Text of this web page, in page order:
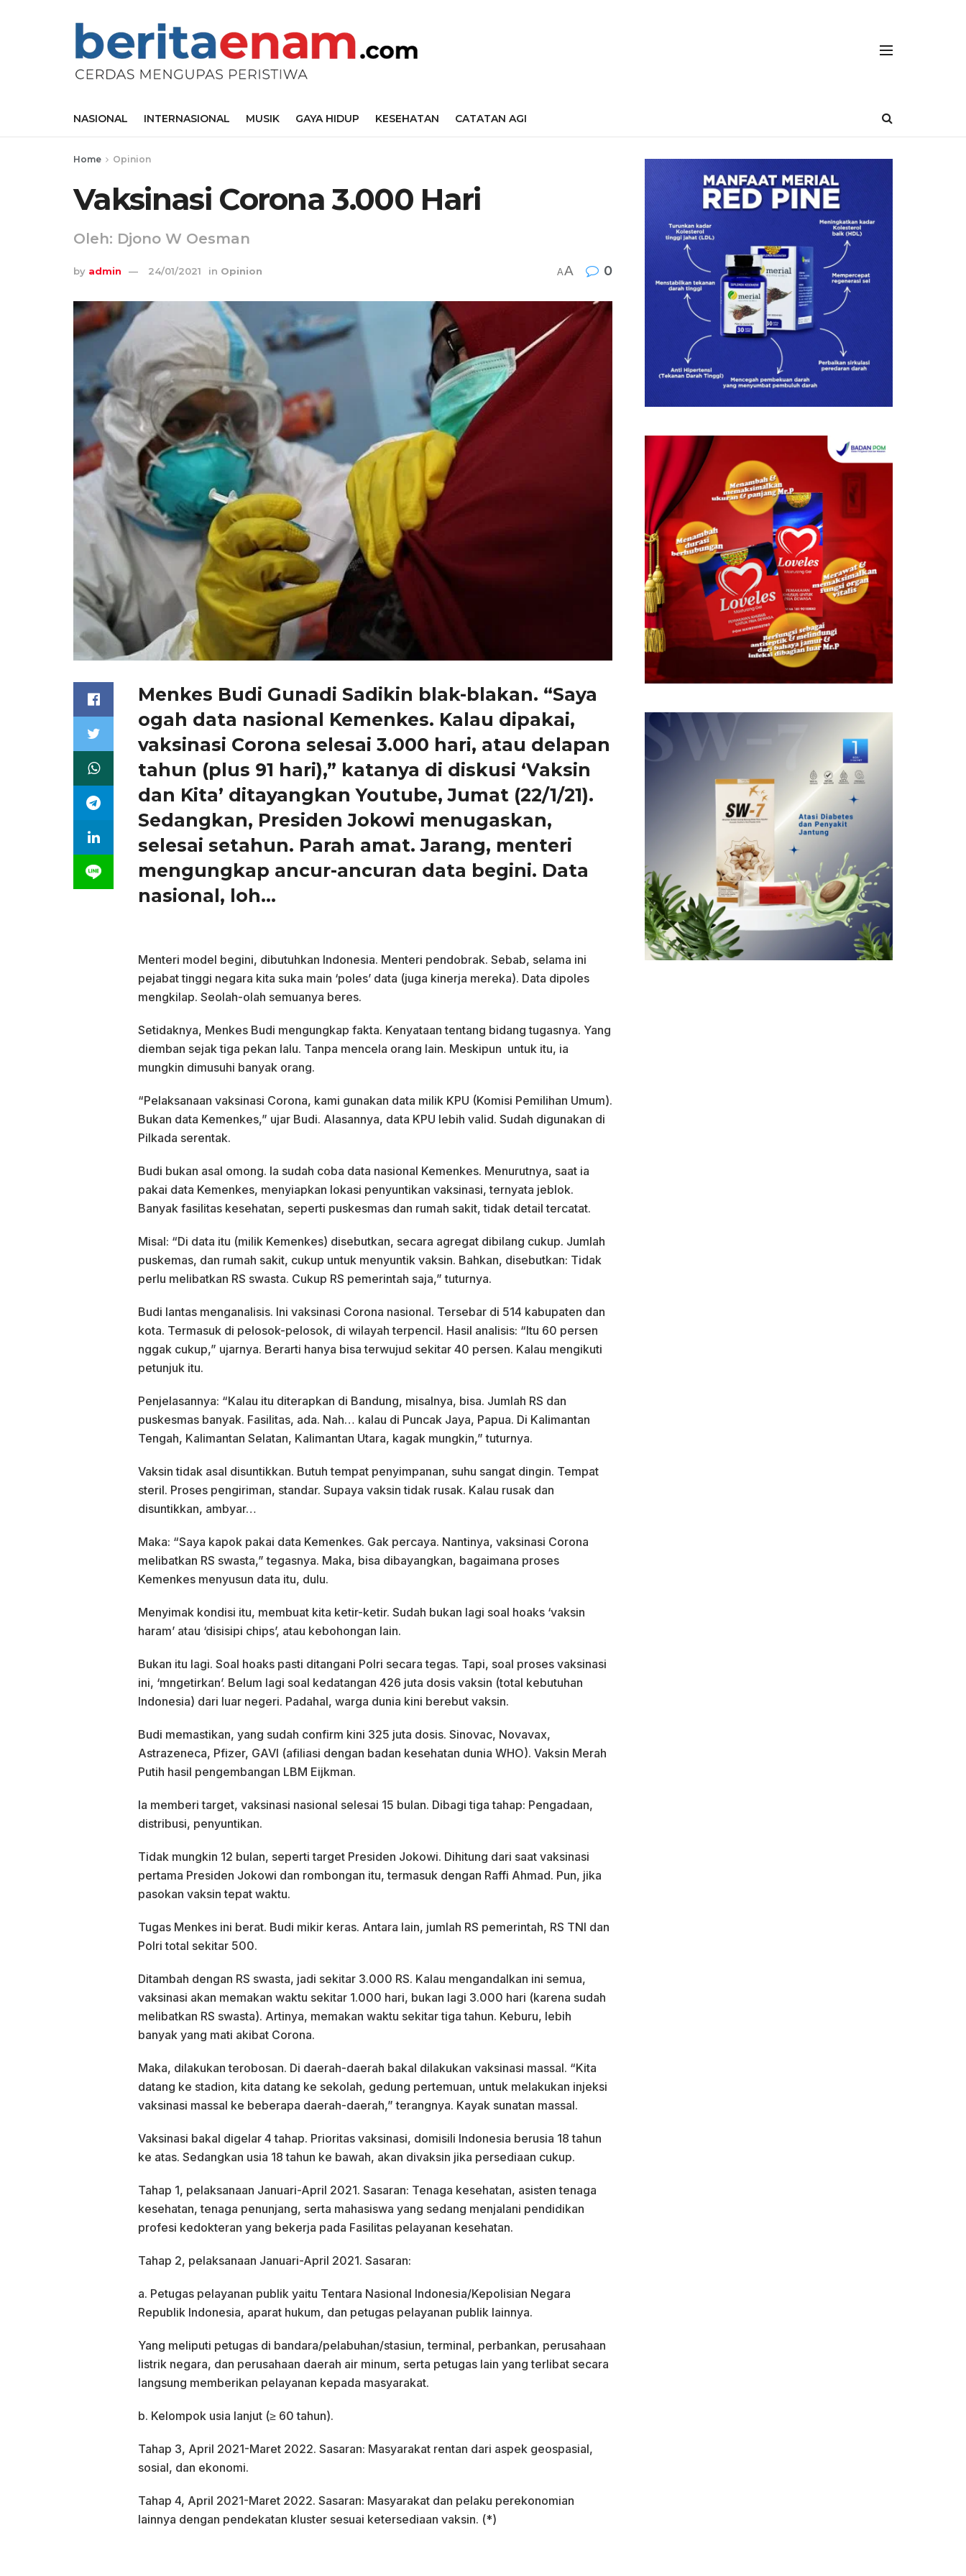
NASIONAL INTERNASIONAL MUSIK GAYA HIDUP KESEHATAN CATATAN AGI
Home Opinion
Vaksinasi Corona 3.000 Hari
Oleh: Djono W Oesman
by admin 24/01/2021 in Opinion AA 0
Menkes Budi Gunadi Sadikin blak-blakan. “Saya
ogah data nasional Kemenkes. Kalau dipakai,
vaksinasi Corona selesai 3.000 hari, atau delapan
tahun (plus 91 hari),” katanya di diskusi ‘Vaksin
dan Kita’ ditayangkan Youtube, Jumat (22/1/21).
Sedangkan, Presiden Jokowi menugaskan,
selesai setahun. Parah amat. Jarang, menteri
mengungkap ancur-ancuran data begini. Data
nasional, loh…
Menteri model begini, dibutuhkan Indonesia. Menteri pendobrak. Sebab, selama ini
pejabat tinggi negara kita suka main ‘poles’ data (juga kinerja mereka). Data dipoles
mengkilap. Seolah-olah semuanya beres.
Setidaknya, Menkes Budi mengungkap fakta. Kenyataan tentang bidang tugasnya. Yang
diemban sejak tiga pekan lalu. Tanpa mencela orang lain. Meskipun untuk itu, ia
mungkin dimusuhi banyak orang.
“Pelaksanaan vaksinasi Corona, kami gunakan data milik KPU (Komisi Pemilihan Umum).
Bukan data Kemenkes,” ujar Budi. Alasannya, data KPU lebih valid. Sudah digunakan di
Pilkada serentak.
Budi bukan asal omong. Ia sudah coba data nasional Kemenkes. Menurutnya, saat ia
pakai data Kemenkes, menyiapkan lokasi penyuntikan vaksinasi, ternyata jeblok.
Banyak fasilitas kesehatan, seperti puskesmas dan rumah sakit, tidak detail tercatat.
Misal: “Di data itu (milik Kemenkes) disebutkan, secara agregat dibilang cukup. Jumlah
puskemas, dan rumah sakit, cukup untuk menyuntik vaksin. Bahkan, disebutkan: Tidak
perlu melibatkan RS swasta. Cukup RS pemerintah saja,” tuturnya.
Budi lantas menganalisis. Ini vaksinasi Corona nasional. Tersebar di 514 kabupaten dan
kota. Termasuk di pelosok-pelosok, di wilayah terpencil. Hasil analisis: “Itu 60 persen
nggak cukup,” ujarnya. Berarti hanya bisa terwujud sekitar 40 persen. Kalau mengikuti
petunjuk itu.
Penjelasannya: “Kalau itu diterapkan di Bandung, misalnya, bisa. Jumlah RS dan
puskesmas banyak. Fasilitas, ada. Nah… kalau di Puncak Jaya, Papua. Di Kalimantan
Tengah, Kalimantan Selatan, Kalimantan Utara, kagak mungkin,” tuturnya.
Vaksin tidak asal disuntikkan. Butuh tempat penyimpanan, suhu sangat dingin. Tempat
steril. Proses pengiriman, standar. Supaya vaksin tidak rusak. Kalau rusak dan
disuntikkan, ambyar…
Maka: “Saya kapok pakai data Kemenkes. Gak percaya. Nantinya, vaksinasi Corona
melibatkan RS swasta,” tegasnya. Maka, bisa dibayangkan, bagaimana proses
Kemenkes menyusun data itu, dulu.
Menyimak kondisi itu, membuat kita ketir-ketir. Sudah bukan lagi soal hoaks ‘vaksin
haram’ atau ‘disisipi chips’, atau kebohongan lain.
Bukan itu lagi. Soal hoaks pasti ditangani Polri secara tegas. Tapi, soal proses vaksinasi
ini, ‘mngetirkan’. Belum lagi soal kedatangan 426 juta dosis vaksin (total kebutuhan
Indonesia) dari luar negeri. Padahal, warga dunia kini berebut vaksin.
Budi memastikan, yang sudah confirm kini 325 juta dosis. Sinovac, Novavax,
Astrazeneca, Pfizer, GAVI (afiliasi dengan badan kesehatan dunia WHO). Vaksin Merah
Putih hasil pengembangan LBM Eijkman.
Ia memberi target, vaksinasi nasional selesai 15 bulan. Dibagi tiga tahap: Pengadaan,
distribusi, penyuntikan.
Tidak mungkin 12 bulan, seperti target Presiden Jokowi. Dihitung dari saat vaksinasi
pertama Presiden Jokowi dan rombongan itu, termasuk dengan Raffi Ahmad. Pun, jika
pasokan vaksin tepat waktu.
Tugas Menkes ini berat. Budi mikir keras. Antara lain, jumlah RS pemerintah, RS TNI dan
Polri total sekitar 500.
Ditambah dengan RS swasta, jadi sekitar 3.000 RS. Kalau mengandalkan ini semua,
vaksinasi akan memakan waktu sekitar 1.000 hari, bukan lagi 3.000 hari (karena sudah
melibatkan RS swasta). Artinya, memakan waktu sekitar tiga tahun. Keburu, lebih
banyak yang mati akibat Corona.
Maka, dilakukan terobosan. Di daerah-daerah bakal dilakukan vaksinasi massal. “Kita
datang ke stadion, kita datang ke sekolah, gedung pertemuan, untuk melakukan injeksi
vaksinasi massal ke beberapa daerah-daerah,” terangnya. Kayak sunatan massal.
Vaksinasi bakal digelar 4 tahap. Prioritas vaksinasi, domisili Indonesia berusia 18 tahun
ke atas. Sedangkan usia 18 tahun ke bawah, akan divaksin jika persediaan cukup.
Tahap 1, pelaksanaan Januari-April 2021. Sasaran: Tenaga kesehatan, asisten tenaga
kesehatan, tenaga penunjang, serta mahasiswa yang sedang menjalani pendidikan
profesi kedokteran yang bekerja pada Fasilitas pelayanan kesehatan.
Tahap 2, pelaksanaan Januari-April 2021. Sasaran:
a. Petugas pelayanan publik yaitu Tentara Nasional Indonesia/Kepolisian Negara
Republik Indonesia, aparat hukum, dan petugas pelayanan publik lainnya.
Yang meliputi petugas di bandara/pelabuhan/stasiun, terminal, perbankan, perusahaan
listrik negara, dan perusahaan daerah air minum, serta petugas lain yang terlibat secara
langsung memberikan pelayanan kepada masyarakat.
b. Kelompok usia lanjut (≥ 60 tahun).
Tahap 3, April 2021-Maret 2022. Sasaran: Masyarakat rentan dari aspek geospasial,
sosial, dan ekonomi.
Tahap 4, April 2021-Maret 2022. Sasaran: Masyarakat dan pelaku perekonomian
lainnya dengan pendekatan kluster sesuai ketersediaan vaksin. (*)